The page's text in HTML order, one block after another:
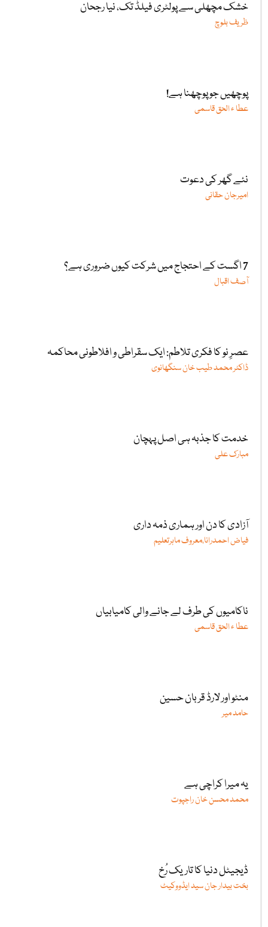
خشک مچھلی سے پولٹری فیلڈ تک، نیا رجحان
ظریف بلوچ
پوچھیں جو پوچھنا ہے!
عطا ء الحق قاسمی
نئے گھر کی دعوت
امیرجان حقانی
7 اگست کے احتجاج میں شرکت کیوں ضروری ہے؟
آصف اقبال
عصرِ نو کا فکری تلاطم: ایک سقراطی و افلاطونی محاکمہ
ڈاکٹر محمد طیب خان سنگھانوی
خدمت کا جذبہ ہی اصل پہچان
مبارک علی
آزادی کا دن اور ہماری ذمہ داری
فیاض احمدرانا،معروف ماہرتعلیم
ناکامیوں کی طرف لے جانے والی کامیابیاں
عطا ء الحق قاسمی
منٹو اور لارڈ قربان حسین
حامد میر
یہ میرا کراچی ہے
محمد محسن خان راجپوت
ڈیجیٹل دنیا کا تاریک رُخ
بخت بیدار جان سید ایڈووکیٹ